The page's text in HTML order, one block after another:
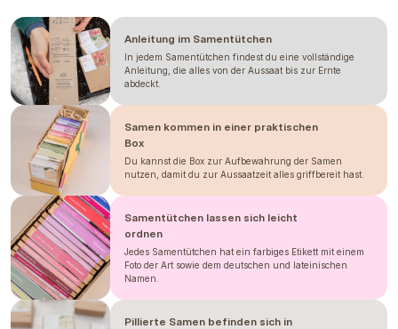
zakryjte (slámou, chvojím nebo
netkanou bílou textílií), pokud hrozí
velké holomrazy.
JARNÍ VÝSEVStihnete ale i brzkým
výsevem v prosinci, přesazení do
fóliovníku do 35-50 dní a pokvetou v
červenci. Stonky jsou ale kratší a
jemnější.
VÝSEV
Sejeme rovnou na povrch s vrstvou
vermiculitu.
semínka, proto dokud nevyrostou v
pořádné sazeničky,
pouze spodem, kdy vložíte sadbovač
do misky s vodou a necháte vodu
vzlínat. Zalitím svrchu spláchnete
všechna vysetá semínka. Pro klíčení je
možné využít i formu rosení.
Anleitung im Samentütchen
In jedem Samentütchen findest du eine vollständige
Anleitung, die alles von der Aussaat bis zur Ernte
abdeckt.
Samen kommen in einer praktischen
Box
Du kannst die Box zur Aufbewahrung der Samen
nutzen, damit du zur Aussaatzeit alles griffbereit hast.
Samentütchen lassen sich leicht
ordnen
Jedes Samentütchen hat ein farbiges Etikett mit einem
Foto der Art sowie dem deutschen und lateinischen
Namen.
Pillierte Samen befinden sich in